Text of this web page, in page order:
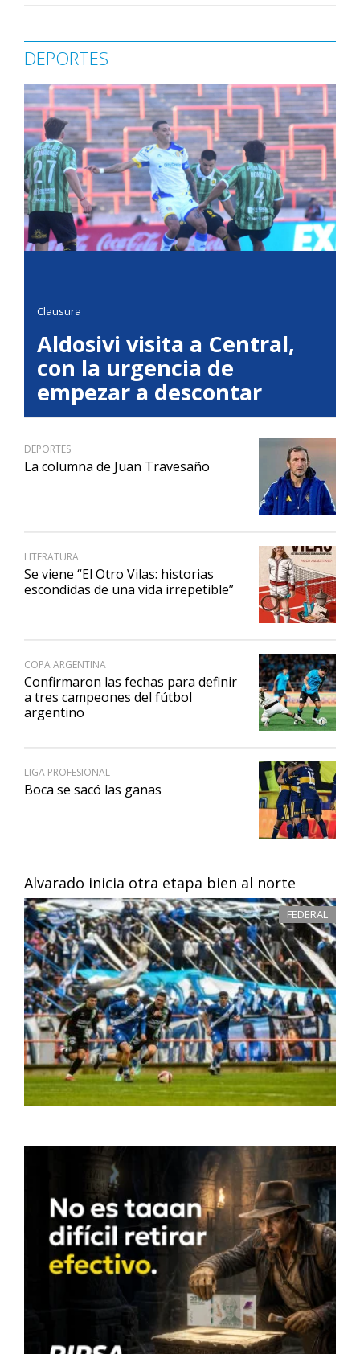
DEPORTES
Alvarado inicia otra etapa bien al norte
FEDERAL
Clausura
Aldosivi visita a Central,
con la urgencia de
empezar a descontar
DEPORTES
La columna de Juan Travesaño
LITERATURA
Se viene “El Otro Vilas: historias
escondidas de una vida irrepetible”
COPA ARGENTINA
Confirmaron las fechas para definir
a tres campeones del fútbol
argentino
LIGA PROFESIONAL
Boca se sacó las ganas